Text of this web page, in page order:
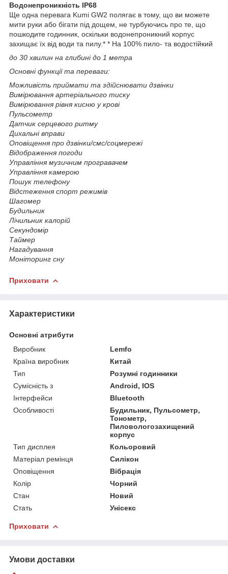
Водонепроникність IP68
Ще одна перевага Kumi GW2 полягає в тому, що ви можете
мити руки або бігати під дощем, не турбуючись про те, що
пошкодите годинник, оскільки водонепроникний корпус
захищає їх від води та пилу.* * На 100% пило- та водостійкий
до 30 хвилин на глибині до 1 метра
Основні функції та переваги:
Можливість приймати та здійснювати дзвінки
Вимірювання артеріального тиску
Вимірювання рівня кисню у крові
Пульсометр
Датчик серцевого ритму
Дихальні вправи
Оповіщення про дзвінки/смс/соцмережі
Відображення погоди
Управління музичним програвачем
Управління камерою
Пошук телефону
Відстеження спорт режимів
Шагомер
Будильник
Лічильник калорій
Секундомір
Таймер
Нагадування
Моніторинг сну
Приховати
Характеристики
Основні атрибути
Виробник
Lemfo
Країна виробник
Китай
Тип
Розумні годинники
Сумісність з
Android, IOS
Інтерфейси
Bluetooth
Особливості
Будильник, Пульсометр,
Тонометр,
Пиловологозахищений
корпус
Тип дисплея
Кольоровий
Матеріал ремінця
Силікон
Оповіщення
Вібрація
Колір
Чорний
Стан
Новий
Стать
Унісекс
Приховати
Умови доставки